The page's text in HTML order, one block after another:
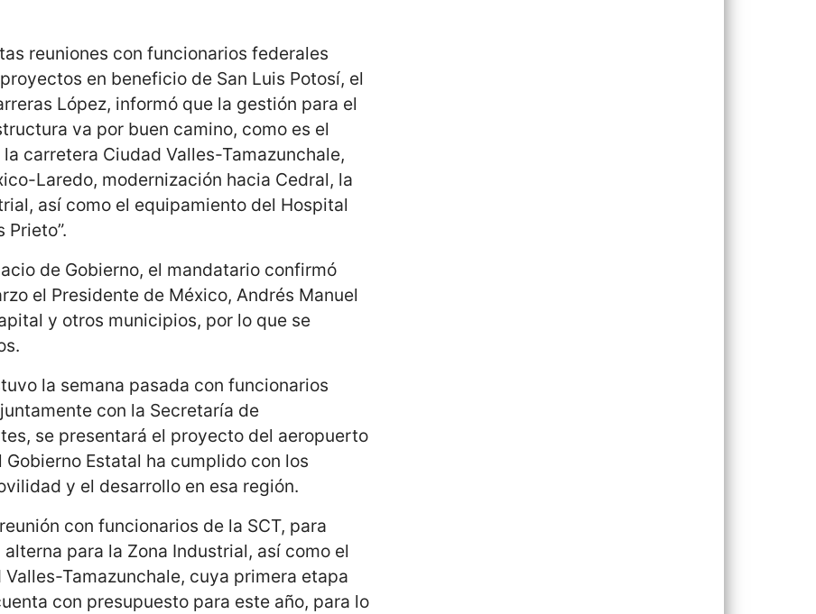
reuniones con funcionarios federales
en beneficio de San Luis Potosí, el
López, informó que la gestión para el
va por buen camino, como es el
carretera Ciudad Valles-Tamazunchale,
Laredo, modernización hacia Cedral, la
así como el equipamiento del Hospital
Prieto”.
de Gobierno, el mandatario confirmó
el Presidente de México, Andrés Manuel
y otros municipios, por lo que se
la semana pasada con funcionarios
con la Secretaría de
se presentará el proyecto del aeropuerto
Estatal ha cumplido con los
y el desarrollo en esa región.
con funcionarios de la SCT, para
para la Zona Industrial, así como el
Tamazunchale, cuya primera etapa
con presupuesto para este año, para lo